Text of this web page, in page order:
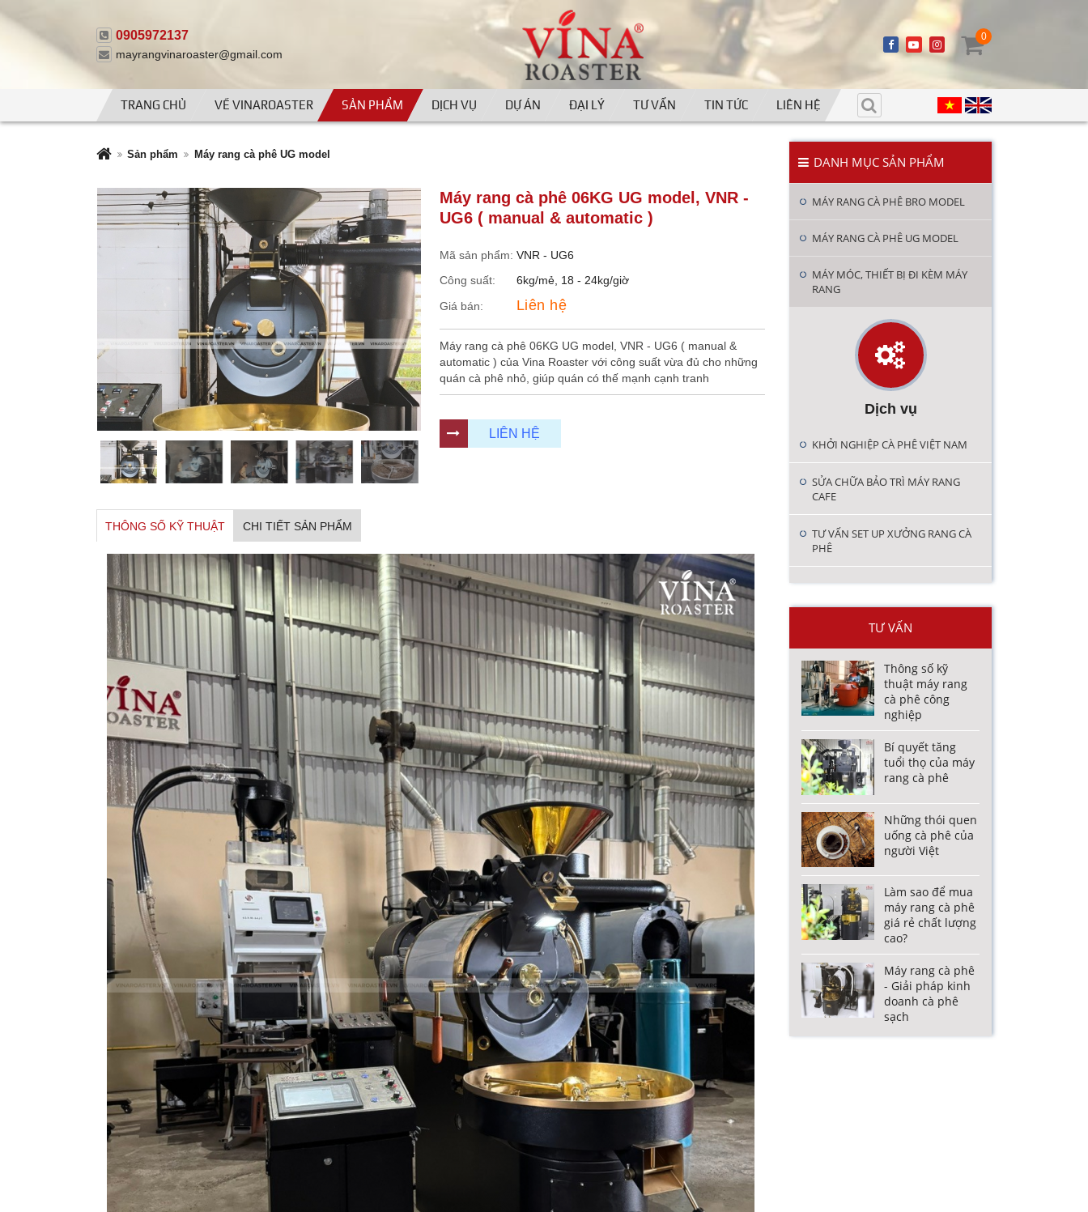
0905972137
mayrangvinaroaster@gmail.com
0
TRANG CHỦ VỀ VINAROASTER SẢN PHẨM DỊCH VỤ DỰ ÁN ĐẠI LÝ TƯ VẤN TIN TỨC LIÊN HỆ
Sản phẩm Máy rang cà phê UG model
Máy rang cà phê 06KG UG model, VNR -
UG6 ( manual & automatic )
Mã sản phẩm: VNR - UG6
Công suất:
6kg/mẻ, 18 - 24kg/giờ
Giá bán:
Liên hệ
Máy rang cà phê 06KG UG model, VNR - UG6 ( manual &
automatic ) của Vina Roaster với công suất vừa đủ cho những
quán cà phê nhỏ, giúp quán có thế mạnh cạnh tranh
LIÊN HỆ
THÔNG SỐ KỸ THUẬT CHI TIẾT SẢN PHẨM
DANH MỤC SẢN PHẨM
MÁY RANG CÀ PHÊ BRO MODEL
MÁY RANG CÀ PHÊ UG MODEL
MÁY MÓC, THIẾT BỊ ĐI KÈM MÁY
RANG
Dịch vụ
KHỞI NGHIỆP CÀ PHÊ VIỆT NAM
SỬA CHỮA BẢO TRÌ MÁY RANG
CAFE
TƯ VẤN SET UP XƯỞNG RANG CÀ
PHÊ
TƯ VẤN
Thông số kỹ
thuật máy rang
cà phê công
nghiệp
Bí quyết tăng
tuổi thọ của máy
rang cà phê
Những thói quen
uống cà phê của
người Việt
Làm sao để mua
máy rang cà phê
giá rẻ chất lượng
cao?
Máy rang cà phê
- Giải pháp kinh
doanh cà phê
sạch